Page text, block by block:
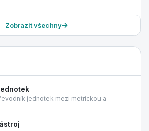
Zobrazit všechny
jednotek mezi metrickou a